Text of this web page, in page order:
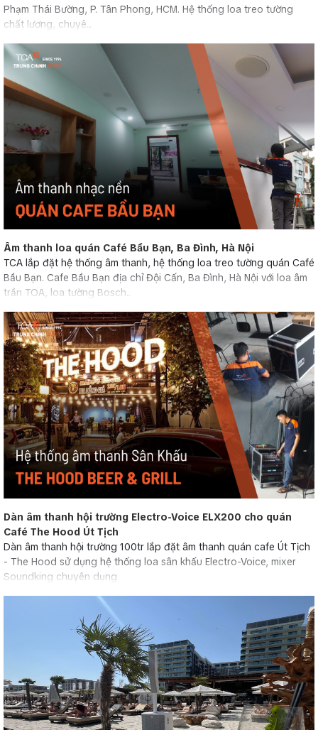
Phạm Thái Bường, P. Tân Phong, HCM. Hệ thống loa treo tường
chất lượng, chuyê...
Âm thanh loa quán Café Bầu Bạn, Ba Đình, Hà Nội
TCA lắp đặt hệ thống âm thanh, hệ thống loa treo tường quán Café
Bầu Bạn. Cafe Bầu Bạn địa chỉ Đội Cấn, Ba Đình, Hà Nội với loa âm
trần TOA, loa tường Bosch...
Dàn âm thanh hội trường Electro-Voice ELX200 cho quán
Café The Hood Út Tịch
Dàn âm thanh hội trường 100tr lắp đặt âm thanh quán cafe Út Tịch
- The Hood sử dụng hệ thống loa sân khấu Electro-Voice, mixer
Soundking chuyên dụng